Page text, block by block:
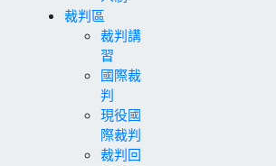
裁判區
裁判講
習
國際裁
判
現役國
際裁判
裁判回